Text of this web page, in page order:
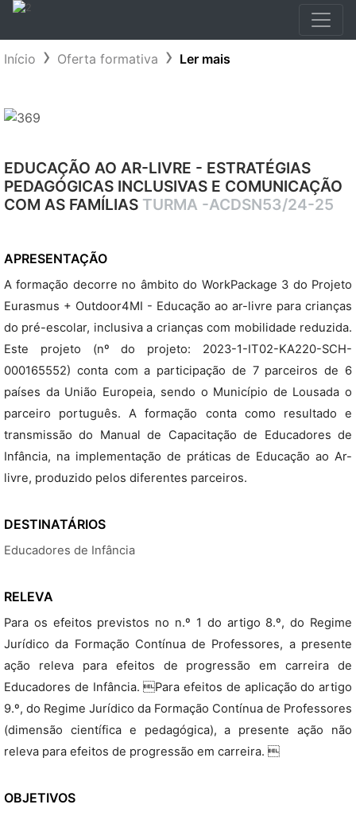
Início Oferta formativa Ler mais
EDUCAÇÃO AO AR-LIVRE - ESTRATÉGIAS
PEDAGÓGICAS INCLUSIVAS E COMUNICAÇÃO
COM AS FAMÍLIAS TURMA -ACDSN53/24-25
APRESENTAÇÃO
A formação decorre no âmbito do WorkPackage 3 do Projeto
Eurasmus + Outdoor4MI - Educação ao ar-livre para crianças
do pré-escolar, inclusiva a crianças com mobilidade reduzida.
Este projeto (nº do projeto: 2023-1-IT02-KA220-SCH-
000165552) conta com a participação de 7 parceiros de 6
países da União Europeia, sendo o Município de Lousada o
parceiro português. A formação conta como resultado e
transmissão do Manual de Capacitação de Educadores de
Infância, na implementação de práticas de Educação ao Ar-
livre, produzido pelos diferentes parceiros.
DESTINATÁRIOS
Educadores de Infância
RELEVA
Para os efeitos previstos no n.º 1 do artigo 8.º, do Regime
Jurídico da Formação Contínua de Professores, a presente
ação releva para efeitos de progressão em carreira de
Educadores de Infância. Para efeitos de aplicação do artigo
9.º, do Regime Jurídico da Formação Contínua de Professores
(dimensão científica e pedagógica), a presente ação não
releva para efeitos de progressão em carreira. 
OBJETIVOS